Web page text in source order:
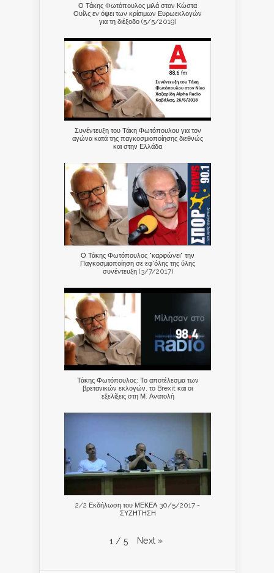
Ο Τάκης Φωτόπουλος μιλά στον Κώστα
Ουίλς εν όψει των κρίσιμων Ευρωεκλογών
για τη διέξοδο (5/5/2019)
Συνέντευξη του Τάκη Φωτόπουλου για τον
αγώνα κατά της παγκοσμιοποίησης διεθνώς
και στην Ελλάδα
Ο Τάκης Φωτόπουλος "καρφώνει" την
Παγκοσμιοποίηση σε εφ'όλης της ύλης
συνέντευξη (3/7/2017)
Τάκης Φωτόπουλος: Το αποτέλεσμα των
βρετανικών εκλογών, το Brexit και οι
εξελίξεις στη Μ. Ανατολή
2/2 Εκδήλωση του ΜΕΚΕΑ 30/5/2017 -
ΣΥΖΗΤΗΣΗ
1 / 5 Next »